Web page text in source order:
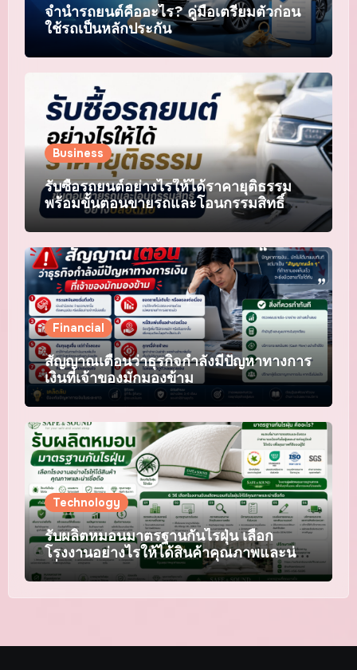
จำนำรถยนต์คืออะไร? คู่มือเตรียมตัวก่อน
ใช้รถเป็นหลักประกัน
Business
รับซื้อรถยนต์อย่างไรให้ได้ราคายุติธรรม
พร้อมขั้นตอนขายรถและโอนกรรมสิทธิ์
อย่างปลอดภัย
Financial
สัญญาณเตือนว่าธุรกิจกำลังมีปัญหาทางการ
เงินที่เจ้าของมักมองข้าม
Technology
รับผลิตหมอนมาตรฐานกันไรฝุ่น เลือก
โรงงานอย่างไรให้ได้สินค้าคุณภาพและน่า
เชื่อถือ